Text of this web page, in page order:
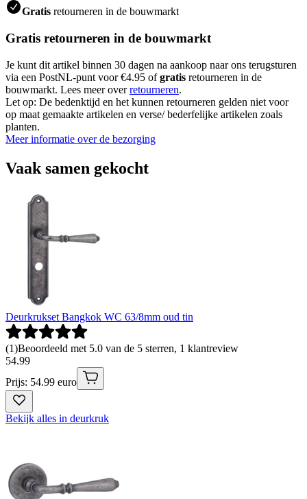
Gratis retourneren in de bouwmarkt
Gratis retourneren in de bouwmarkt
Je kunt dit artikel binnen 30 dagen na aankoop naar ons terugsturen
via een PostNL-punt voor €4.95 ofgratis retourneren in de
bouwmarkt. Lees meer overretourneren.
Let op: De bedenktijd en het kunnen retourneren gelden niet voor
op maat gemaakte artikelen en verse/ bederfelijke artikelen zoals
planten.
Meer informatie over de bezorging
Vaak samen gekocht
Deurkrukset Bangkok WC 63/8mm oud tin
(1)Beoordeeld met 5.0 van de 5 sterren, 1 klantreview
54.99
Prijs: 54.99 euro
Bekijk alles in deurkruk